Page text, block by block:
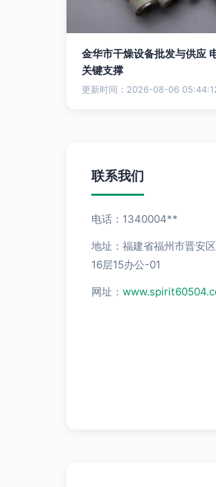
金华市干燥设备批发与供应
关键支撑
更新时间：2026-08-06
联系我们
电话：1340004**
地址：福建省福州市晋安
16层15办公-01
网址：